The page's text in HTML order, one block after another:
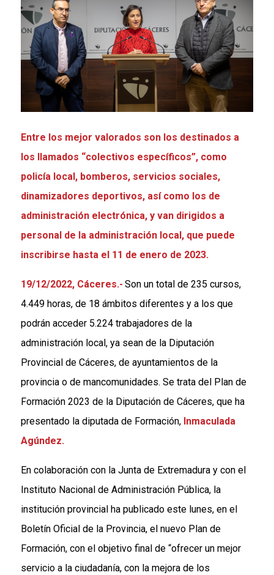
Entre los mejor valorados son los destinados a
los llamados “colectivos específicos”, como
policía local, bomberos, servicios sociales,
dinamizadores deportivos, así como los de
administración electrónica, y van dirigidos a
personal de la administración local, que puede
inscribirse hasta el 11 de enero de 2023.
19/12/2022, Cáceres.- Son un total de 235 cursos,
4.449 horas, de 18 ámbitos diferentes y a los que
podrán acceder 5.224 trabajadores de la
administración local, ya sean de la Diputación
Provincial de Cáceres, de ayuntamientos de la
provincia o de mancomunidades. Se trata del Plan de
Formación 2023 de la Diputación de Cáceres, que ha
presentado la diputada de Formación, Inmaculada
Agúndez.
En colaboración con la Junta de Extremadura y con el
Instituto Nacional de Administración Pública, la
institución provincial ha publicado este lunes, en el
Boletín Oficial de la Provincia, el nuevo Plan de
Formación, con el objetivo final de “ofrecer un mejor
servicio a la ciudadanía, con la mejora de los